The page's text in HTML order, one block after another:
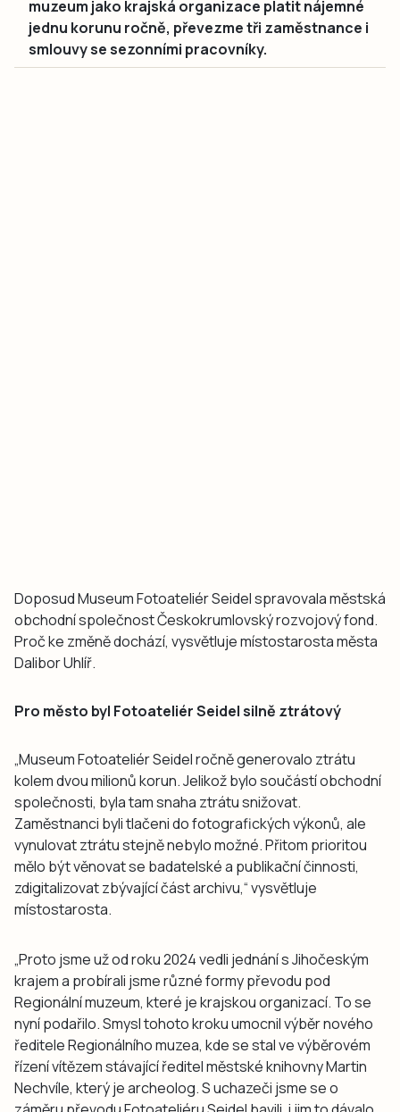
muzeum jako krajská organizace platit nájemné
jednu korunu ročně, převezme tři zaměstnance i
smlouvy se sezonními pracovníky.
Doposud Museum Fotoateliér Seidel spravovala městská
obchodní společnost Českokrumlovský rozvojový fond.
Proč ke změně dochází, vysvětluje místostarosta města
Dalibor Uhlíř.
Pro město byl Fotoateliér Seidel silně ztrátový
„Museum Fotoateliér Seidel ročně generovalo ztrátu
kolem dvou milionů korun. Jelikož bylo součástí obchodní
společnosti, byla tam snaha ztrátu snižovat.
Zaměstnanci byli tlačeni do fotografických výkonů, ale
vynulovat ztrátu stejně nebylo možné. Přitom prioritou
mělo být věnovat se badatelské a publikační činnosti,
zdigitalizovat zbývající část archivu,“ vysvětluje
místostarosta.
„Proto jsme už od roku 2024 vedli jednání s Jihočeským
krajem a probírali jsme různé formy převodu pod
Regionální muzeum, které je krajskou organizací. To se
nyní podařilo. Smysl tohoto kroku umocnil výběr nového
ředitele Regionálního muzea, kde se stal ve výběrovém
řízení vítězem stávající ředitel městské knihovny Martin
Nechvíle, který je archeolog. S uchazeči jsme se o